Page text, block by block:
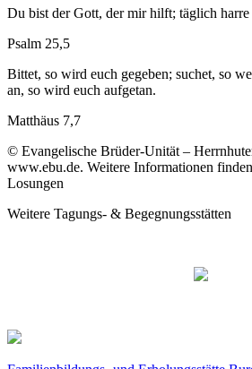
Du bist der Gott, der mir hilft; täglich
Psalm 25,5
Bittet, so wird euch gegeben; suchet, so
an, so wird euch aufgetan.
Matthäus 7,7
© Evangelische Brüder-Unität –
www.ebu.de. Weitere Informationen
Losungen
Weitere Tagungs- & Begegnungsstätten